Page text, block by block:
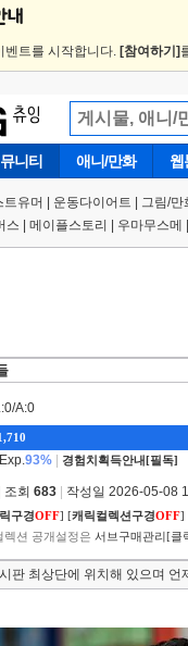
벤트를 시작합니다. [참여하기]
니티 애니/만화 웹
트유머 운동다이어트 | 그림/만
스 메이플스토리 우마무스메
A:0
Exp.93% 경험치획득안내[필독]
조회 683 작성일 2026-05-08
구경OFF] [캐릭컬렉션구경OFF]
렉션 공개설정은 서브구매관리[클
판 최상단에 위치해 있으며 언